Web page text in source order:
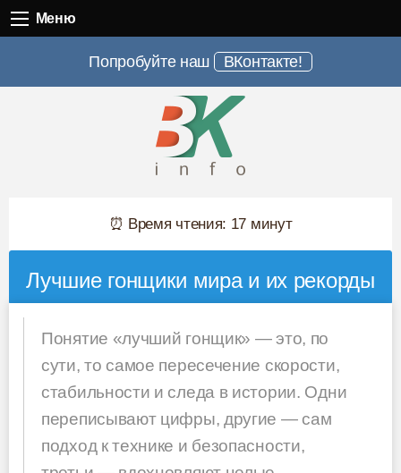
Меню
Попробуйте наш ВКонтакте!
⏰ Время чтения: 17 минут
Лучшие гонщики мира и их рекорды
Понятие «лучший гонщик» — это, по
сути, то самое пересечение скорости,
стабильности и следа в истории. Одни
переписывают цифры, другие — сам
подход к технике и безопасности,